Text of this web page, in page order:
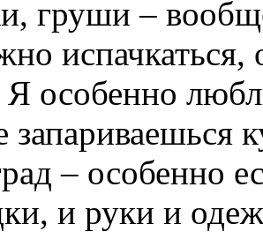
груши –
Я особенно
запариваешься
– особенно
и руки и